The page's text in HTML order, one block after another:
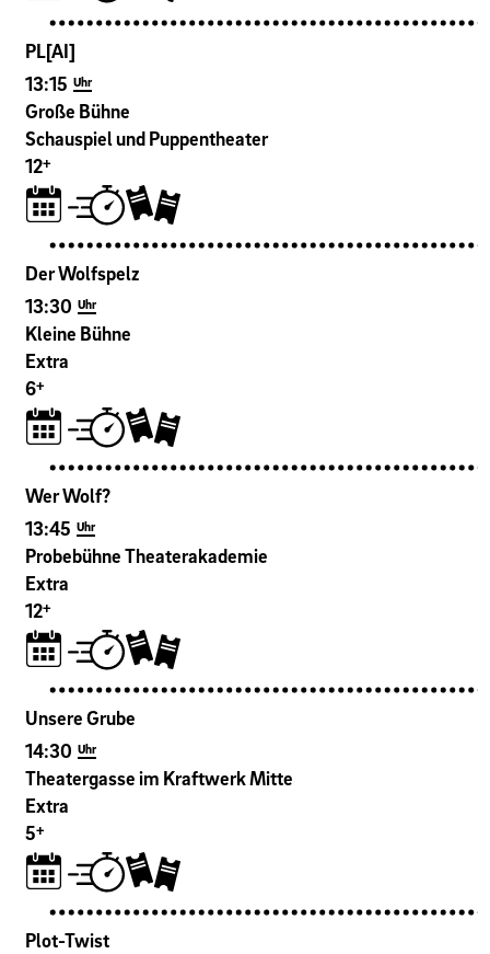
PL[AI]
13:15 Uhr
12+
Große Bühne
Schauspiel und Puppentheater
Der Wolfspelz
13:30 Uhr
6+
Kleine Bühne
Extra
Wer Wolf?
13:45 Uhr
12+
Probebühne Theaterakademie
Extra
Unsere Grube
14:30 Uhr
5+
Theatergasse im Kraftwerk Mitte
Extra
Plot-Twist